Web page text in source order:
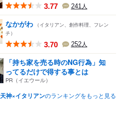
3.77 241 人
なかがわ （イタリアン、創作料理、フレン
チ）
3.70 252人
「持ち家を売る時のNG行為」知
ってるだけで得する事とは
PR（イエウール）
天神×イタリアンのランキングをもっと見る